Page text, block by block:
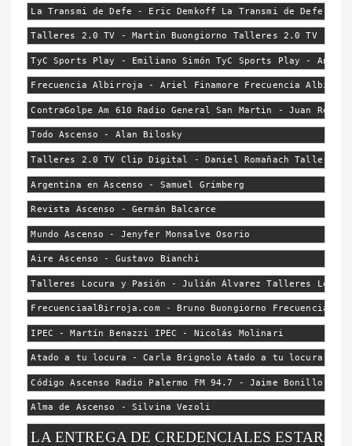
La Transmi de Defe - Eric Demkoff La Transmi de Defe -
Talleres 2.0 TV - Martin Buongiorno Talleres 2.0 TV -
TyC Sports Play - Emiliano Simón TyC Sports Play -
Frecuencia Albirroja - Ariel Finamore Frecuencia
ContraGolpe Am 610 Radio General San Martin - Juan
Todo Ascenso - Alan Bilosky
Talleres 2.0 TV Clip Digital - Daniel Romañach
Argentina en Ascenso - Samuel Grimberg
Revista Ascenso - Germán Balcarce
Mundo Ascenso - Jenyfer Monsalve Osorio
Aire Ascenso - Gustavo Bianchi
Talleres Locura y Pasión - Julián Álvarez Talleres
FrecuenciaalBirroja.com - Bruno Buongiorno
IPEC - Martín Benazzi IPEC - Nicolás Molinari
Atado a tu locura - Carla Brignolo Atado a tu locura -
Código Ascenso Radio Palermo FM 94.7 - Jaime Bonillo
Alma de Ascenso - Silvina Vezoli
LA ENTREGA DE CREDENCIALES ESTARÁ